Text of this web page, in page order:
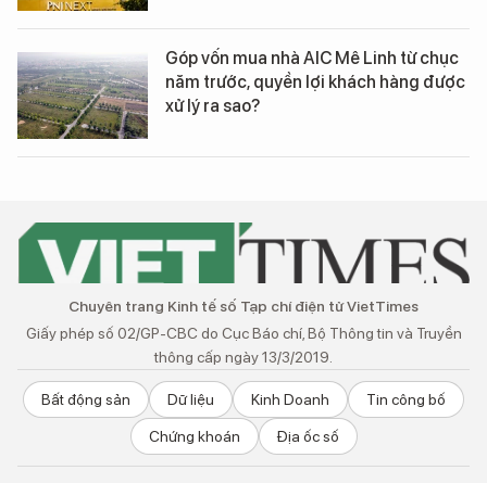
Góp vốn mua nhà AIC Mê Linh từ chục
năm trước, quyền lợi khách hàng được
xử lý ra sao?
Chuyên trang Kinh tế số Tạp chí điện tử VietTimes
Giấy phép số 02/GP-CBC do Cục Báo chí, Bộ Thông tin và Truyền
thông cấp ngày 13/3/2019.
Bất động sản Dữ liệu Kinh Doanh Tin công bố
Chứng khoán Địa ốc số